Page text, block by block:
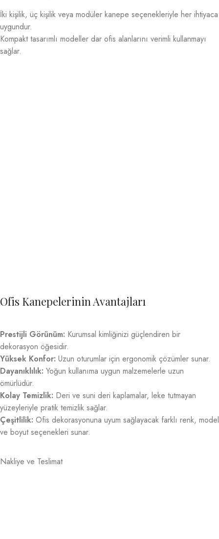
İki kişilik, üç kişilik veya modüler kanepe seçenekleriyle her ihtiyaca
uygundur.
Kompakt tasarımlı modeller dar ofis alanlarını verimli kullanmayı
sağlar.
Ofis Kanepelerinin Avantajları
Prestijli Görünüm: Kurumsal kimliğinizi güçlendiren bir
dekorasyon öğesidir.
Yüksek Konfor: Uzun oturumlar için ergonomik çözümler sunar.
Dayanıklılık: Yoğun kullanıma uygun malzemelerle uzun
ömürlüdür.
Kolay Temizlik: Deri ve suni deri kaplamalar, leke tutmayan
yüzeyleriyle pratik temizlik sağlar.
Çeşitlilik: Ofis dekorasyonuna uyum sağlayacak farklı renk, model
ve boyut seçenekleri sunar.
Nakliye ve Teslimat